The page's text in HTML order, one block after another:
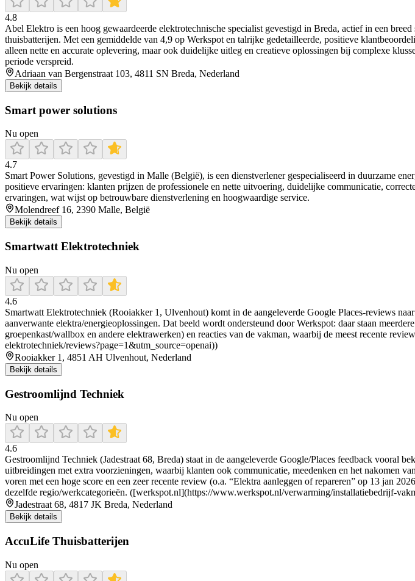
4.8
Abel Elektro is een hoog gewaardeerde elektrotechnische specialist gevestigd in Breda, actief in een
thuisbatterijen. Met een gemiddelde van 4,9 op Werkspot en talrijke gedetailleerde, positieve
alleen nette en accurate oplevering, maar ook duidelijke uitleg en creatieve oplossingen bij complexe
periode verspreid.
Adriaan van Bergenstraat 103, 4811 SN Breda, Nederland
Bekijk details
Smart power solutions
Nu open
4.7
Smart Power Solutions, gevestigd in Malle (België), is een dienstverlener gespecialiseerd in duurzame
positieve ervaringen: klanten prijzen de professionele en nette uitvoering, duidelijke communicatie,
ervaringen, wat wijst op betrouwbare dienstverlening en hoogwaardige service.
Molendreef 16, 2390 Malle, België
Bekijk details
Smartwatt Elektrotechniek
Nu open
4.6
Smartwatt Elektrotechniek (Rooiakker 1, Ulvenhout) komt in de aangeleverde Google Places-reviews
aanverwante elektra/energieoplossingen. Dat beeld wordt ondersteund door Werkspot: daar staan
groepenkast/wallbox en andere elektrawerken) en reacties van de vakman, waarbij de meest recente
elektrotechniek/reviews?page=1&utm_source=openai))
Rooiakker 1, 4851 AH Ulvenhout, Nederland
Bekijk details
Gestroomlijnd Techniek
Nu open
4.6
Gestroomlijnd Techniek (Jadestraat 68, Breda) staat in de aangeleverde Google/Places feedback vooral
uitbreidingen met extra voorzieningen, waarbij klanten ook communicatie, meedenken en het nakomen
voren met een hoge score en een zeer recente review (o.a. “Elektra aanleggen of repareren” op 13 jan
dezelfde regio/werkcategorieën. ([werkspot.nl](https://www.werkspot.nl/verwarming/installatiebedrijf-
Jadestraat 68, 4817 JK Breda, Nederland
Bekijk details
AccuLife Thuisbatterijen
Nu open